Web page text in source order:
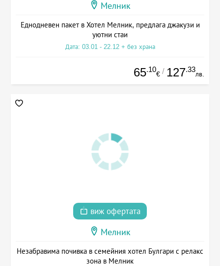
Мелник
Еднодневен пакет в Хотел Мелник, предлага джакузи и
уютни стаи
Дата: 03.01 - 22.12 + без храна
65.10
€ / 127.33
лв.
виж офертата
Мелник
Незабравима почивка в семейния хотел Булгари с релакс
зона в Мелник